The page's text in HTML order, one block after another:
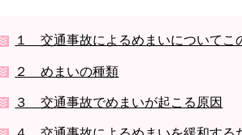
１ 交通事故によるめまいについてこ
２ めまいの種類
３ 交通事故でめまいが起こる原因